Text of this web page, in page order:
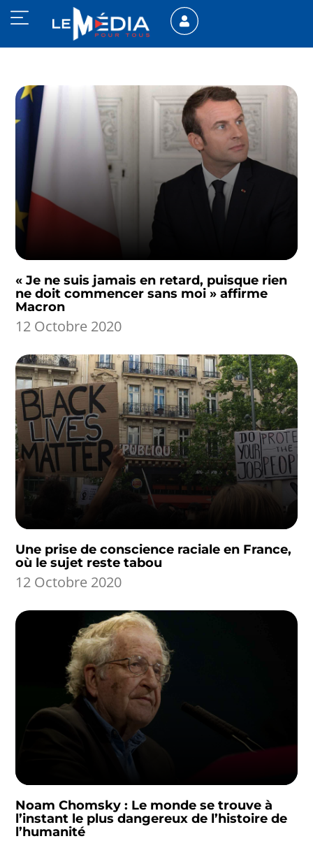
« Je ne suis jamais en retard, puisque rien
ne doit commencer sans moi » affirme
Macron
12 Octobre 2020
Une prise de conscience raciale en France,
où le sujet reste tabou
12 Octobre 2020
Noam Chomsky : Le monde se trouve à
l’instant le plus dangereux de l’histoire de
l’humanité